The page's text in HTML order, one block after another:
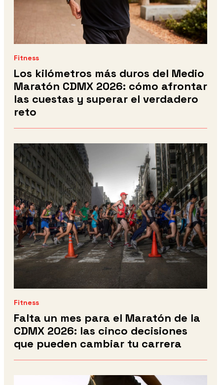
Fitness
Los kilómetros más duros del Medio
Maratón CDMX 2026: cómo afrontar
las cuestas y superar el verdadero
reto
Fitness
Falta un mes para el Maratón de la
CDMX 2026: las cinco decisiones
que pueden cambiar tu carrera